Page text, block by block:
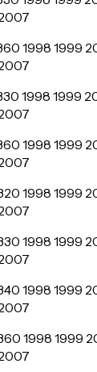
1998 1999
1998 1999
1998 1999
1998 1999
1998 1999
1998 1999
1998 1999